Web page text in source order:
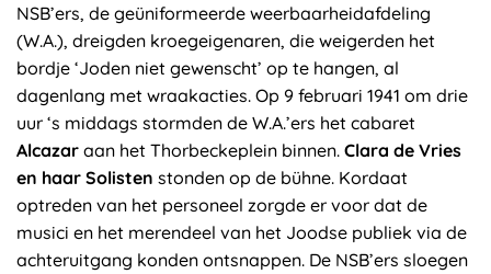
NSB’ers, de geüniformeerde weerbaarheidafdeling
(W.A.), dreigden kroegeigenaren, die weigerden het
bordje ‘Joden niet gewenscht’ op te hangen, al
dagenlang met wraakacties. Op 9 februari 1941 om drie
uur ‘s middags stormden de W.A.’ers het cabaret
Alcazar aan het Thorbeckeplein binnen. Clara de Vries
en haar Solisten stonden op de bühne. Kordaat
optreden van het personeel zorgde er voor dat de
musici en het merendeel van het Joodse publiek via de
achteruitgang konden ontsnappen. De NSB’ers sloegen